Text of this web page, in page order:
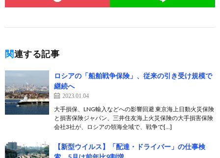
関連する記事
ロシアの「船舶戦争保険」、従来の引き受け規模で
継続へ
2023.01.04
大手損保、LNG輸入などへの影響回避 東京海上日動火災保険
と損害保険ジャパン、三井住友海上火災保険の大手損害保険
会社3社が、ロシアの領海全域で、戦争で[…]
【新型ウイルス】「配達・ドライバー」の仕事検